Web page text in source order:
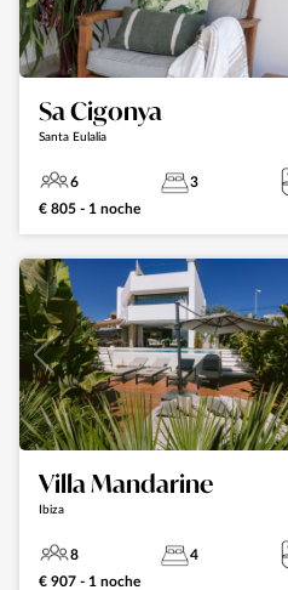
Sa Cigonya
Santa Eulalia
6 3
€ 805 - 1 noche
Villa Mandarine
Ibiza
8 4
€ 907 - 1 noche